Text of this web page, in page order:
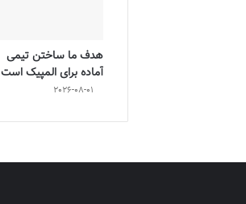
هدف ما ساختن تیمی
آماده برای المپیک است
2026-08-01